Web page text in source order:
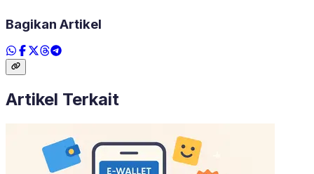
Bagikan Artikel
Artikel Terkait